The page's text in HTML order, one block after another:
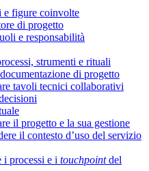
e figure coinvolte
di progetto
e responsabilità
strumenti e rituali
di progetto
tavoli tecnici collaborativi
il progetto e la sua gestione
il contesto d’uso del servizio
i processi e i touchpointdel